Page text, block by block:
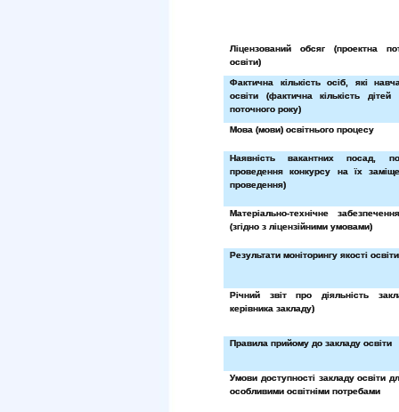
Ліцензований обсяг (проектна
освіти)
Фактична кількість осіб, які
освіти (фактична кількість
поточного року)
Мова (мови) освітнього процесу
Наявність вакантних посад,
проведення конкурсу на їх
проведення)
Матеріально-технічне
(згідно з ліцензійними умовами)
Результати моніторингу якості освіти
Річний звіт про діяльність
керівника закладу)
Правила прийому до закладу освіти
Умови доступності закладу освіти
особливими освітніми потребами